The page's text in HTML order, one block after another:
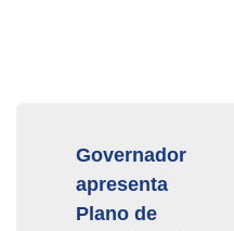
Governador
apresenta
Plano de